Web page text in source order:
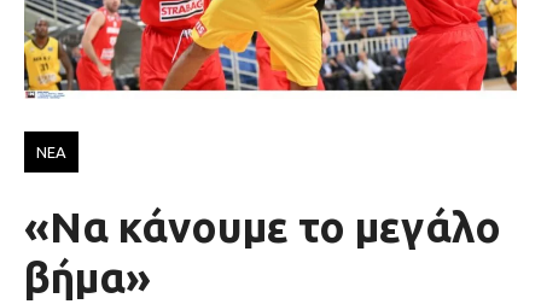
ΝΕΑ
«Να κάνουμε το μεγάλο
βήμα»